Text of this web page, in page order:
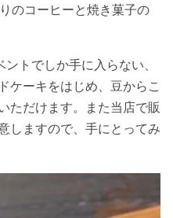
のコーヒーと焼き菓子の
トでしか手に入らない、
ケーキをはじめ、豆からこ
ただけます。また当店で販
しますので、手にとってみ